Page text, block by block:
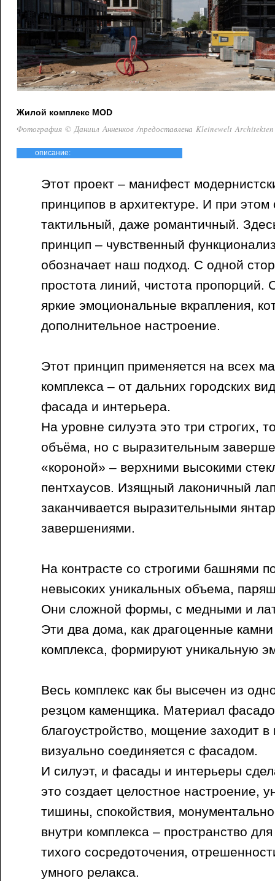
Жилой комплекс MOD
Фотография © Даниил Анненков /предоставлена Kleinewelt Architekten
описание:
Этот проект – манифест
принципов в архитектуре. И при
тактильный, даже романтичный.
принцип – чувственный
обозначает наш подход. С одной
простота линий, чистота пропорций.
яркие эмоциональные вкрапления,
дополнительное настроение.
Этот принцип применяется на всех
комплекса – от дальних городских
фасада и интерьера.
На уровне силуэта это три строгих,
объёма, но с выразительным
«короной» – верхними высокими
пентхаусов. Изящный лаконичный
заканчивается выразительными
завершениями.
На контрасте со строгими башнями
невысоких уникальных объема,
Они сложной формы, с медными и
Эти два дома, как драгоценные
комплекса, формируют уникальную
Весь комплекс как бы высечен из
резцом каменщика. Материал
благоустройство, мощение заходит
визуально соединяется с фасадом.
И силуэт, и фасады и интерьеры
это создает целостное настроение,
тишины, спокойствия,
внутри комплекса – пространство
тихого сосредоточения,
умного релакса.